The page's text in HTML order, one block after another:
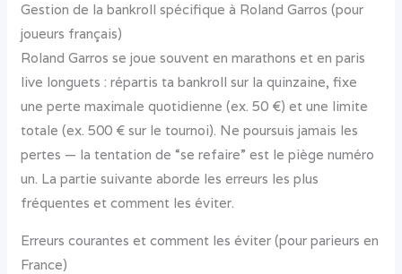
Gestion de la bankroll spécifique à Roland Garros (pour
joueurs français)
Roland Garros se joue souvent en marathons et en paris
live longuets : répartis ta bankroll sur la quinzaine, fixe
une perte maximale quotidienne (ex. 50 €) et une limite
totale (ex. 500 € sur le tournoi). Ne poursuis jamais les
pertes — la tentation de “se refaire” est le piège numéro
un. La partie suivante aborde les erreurs les plus
fréquentes et comment les éviter.
Erreurs courantes et comment les éviter (pour parieurs en
France)